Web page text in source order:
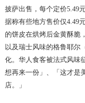
披萨出售，每个定价5.49
据称有些地方售价仅4.49
的饼皮在烘烤后金黄酥脆
以及瑞士风味的格鲁耶尔
化。华人食客被法式风味
想再来一份」、「这才是
店。」